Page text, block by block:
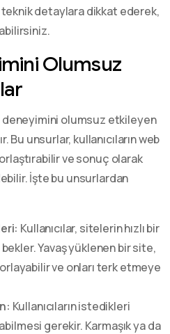
detaylara dikkat ederek,
Olumsuz
deneyimini olumsuz etkileyen
Bu unsurlar, kullanıcıların web
ve sonuç olarak
İşte bu unsurlardan
Kullanıcılar, sitelerin hızlı bir
Yavaş yüklenen bir site,
zorlayabilir ve onları terk etmeye
Kullanıcıların istedikleri
gerekir. Karmaşık ya da